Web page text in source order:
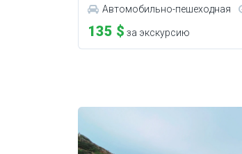
Автомобильно-пешеходная
135 $ за экскурсию